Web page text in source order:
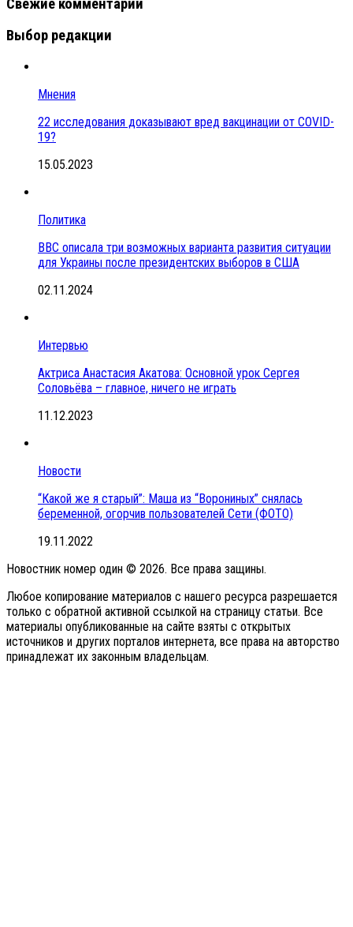
Свежие комментарии
Выбор редакции
Мнения
22 исследования доказывают вред вакцинации от COVID-
19?
15.05.2023
Политика
BBC описала три возможных варианта развития ситуации
для Украины после президентских выборов в США
02.11.2024
Интервью
Актриса Анастасия Акатова: Основной урок Сергея
Соловьёва – главное, ничего не играть
11.12.2023
Новости
“Какой же я старый”: Маша из “Ворониных” снялась
беременной, огорчив пользователей Сети (ФОТО)
19.11.2022
Новостник номер один © 2026. Все права защины.
Любое копирование материалов с нашего ресурса разрешается
только с обратной активной ссылкой на страницу статьи. Все
материалы опубликованные на сайте взяты с открытых
источников и других порталов интернета, все права на авторство
принадлежат их законным владельцам.